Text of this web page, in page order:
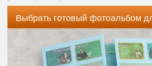
Выбрать готовый фотоальбом